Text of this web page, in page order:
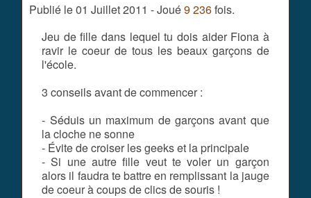
Publié le 01 Juillet 2011 - Joué9 236fois.
Jeu de fille dans lequel tu dois aider Fiona à
ravir le coeur de tous les beaux garçons de
l'école.
3 conseils avant de commencer :
- Séduis un maximum de garçons avant que
la cloche ne sonne
- Évite de croiser les geeks et la principale
- Si une autre fille veut te voler un garçon
alors il faudra te battre en remplissant la jauge
de coeur à coups de clics de souris !